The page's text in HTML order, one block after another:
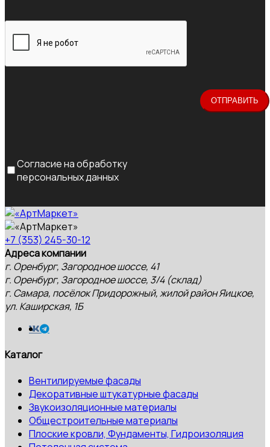
Согласие на обработку
персональных данных
+7 (353) 245-30-12
Адреса компании
г. Оренбург, Загородное шоссе, 41
г. Оренбург, Загородное шоссе, 3/4 (склад)
г. Самара, посёлок Придорожный, жилой район Яицкое,
ул. Каширская, 1Б
Каталог
Вентилируемые фасады
Декоративные штукатурные фасады
Звукоизоляционные материалы
Общестроительные материалы
Плоские кровли, Фундаменты, Гидроизоляция